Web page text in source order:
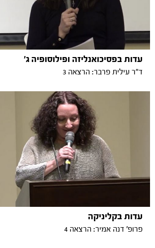
עדות בפסיכואנליזה ופילוסופיה ג'
ד"ר עילית פרבר: הרצאה 3
עדות בקליניקה
פרופ' דנה אמיר: הרצאה 4